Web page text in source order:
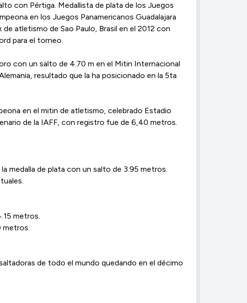
con Pértiga. Medallista de plata de los Juegos
en los Juegos Panamericanos Guadalajara
atletismo de Sao Paulo, Brasil en el 2012 con
para el torneo.
con un salto de 4.70 m en el Mitin Internacional
resultado que la ha posicionado en la 5ta
en el mitin de atletismo, celebrado Estadio
de la IAFF, con registro fue de 6,40 metros.
medalla de plata con un salto de 3.95 metros.
metros.
metros.
de todo el mundo quedando en el décimo